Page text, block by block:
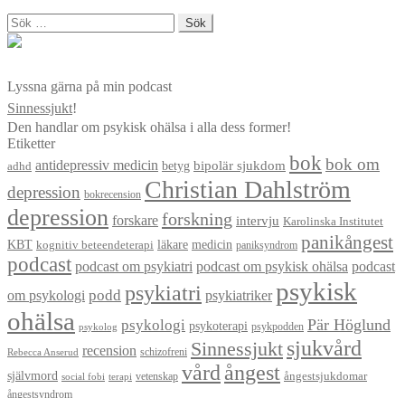
Sök
efter:
Lyssna gärna på min podcast
Sinnessjukt!
Den handlar om psykisk ohälsa i alla dess former!
Etiketter
adhd antidepressiv medicin betyg bipolär sjukdom bokbok om
depression bokrecension Christian Dahlström
depression forskare forskning intervju Karolinska Institutet
KBT kognitiv beteendeterapi läkare medicin paniksyndrom panikångest
podcast podcast om psykiatri podcast om psykisk ohälsa podcast
om psykologi podd psykiatri psykiatriker psykisk
ohälsa psykolog psykologi psykoterapi psykpodden Pär Höglund
Rebecca Anserud recension schizofreni Sinnessjukt sjukvård
självmord social fobi terapi vetenskap vårdångest ångestsjukdomar
ångestsyndrom